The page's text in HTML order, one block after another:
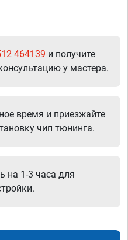
464139 и получите
у мастера.
время и приезжайте
чип тюнинга.
на 1-3 часа для